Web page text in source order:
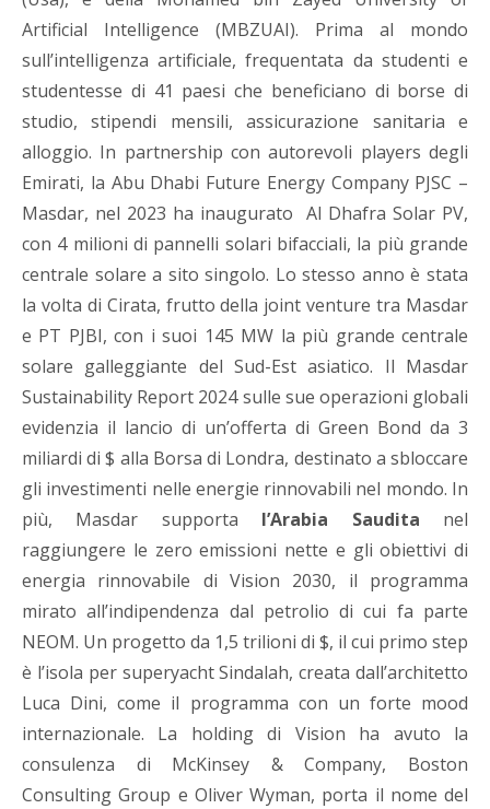
Artificial Intelligence (MBZUAI). Prima al mondo
sull’intelligenza artificiale, frequentata da studenti e
studentesse di 41 paesi che beneficiano di borse di
studio, stipendi mensili, assicurazione sanitaria e
alloggio. In partnership con autorevoli players degli
Emirati, la Abu Dhabi Future Energy Company PJSC –
Masdar, nel 2023 ha inaugurato Al Dhafra Solar PV,
con 4 milioni di pannelli solari bifacciali, la più grande
centrale solare a sito singolo. Lo stesso anno è stata
la volta di Cirata, frutto della joint venture tra Masdar
e PT PJBI, con i suoi 145 MW la più grande centrale
solare galleggiante del Sud-Est asiatico. Il Masdar
Sustainability Report 2024 sulle sue operazioni globali
evidenzia il lancio di un’offerta di Green Bond da 3
miliardi di $ alla Borsa di Londra, destinato a sbloccare
gli investimenti nelle energie rinnovabili nel mondo. In
più, Masdar supporta l’Arabia Saudita nel
raggiungere le zero emissioni nette e gli obiettivi di
energia rinnovabile di Vision 2030, il programma
mirato all’indipendenza dal petrolio di cui fa parte
NEOM. Un progetto da 1,5 trilioni di $, il cui primo step
è l’isola per superyacht Sindalah, creata dall’architetto
Luca Dini, come il programma con un forte mood
internazionale. La holding di Vision ha avuto la
consulenza di McKinsey & Company, Boston
Consulting Group e Oliver Wyman, porta il nome del